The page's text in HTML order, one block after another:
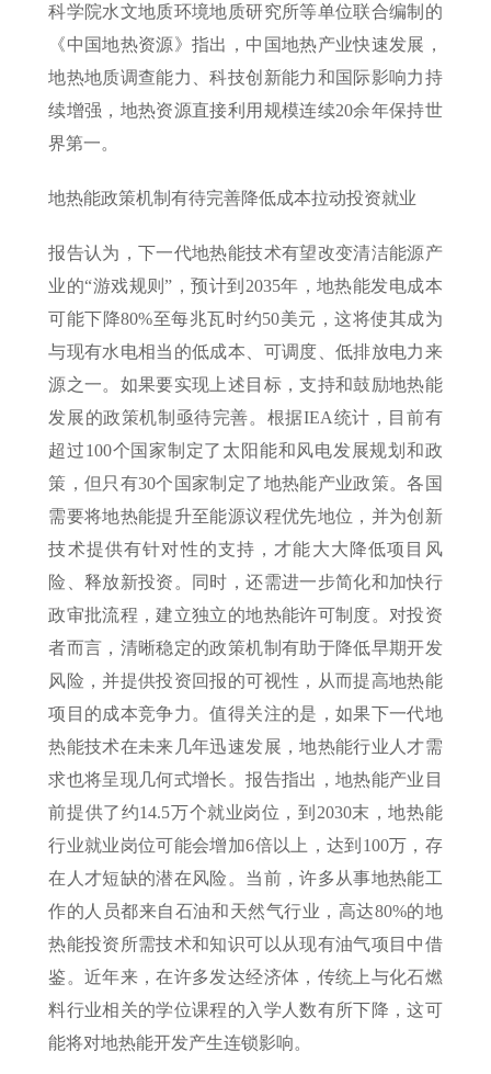
科学院水文地质环境地质研究所等单位联合编制的
《中国地热资源》指出，中国地热产业快速发展，
地热地质调查能力、科技创新能力和国际影响力持
续增强，地热资源直接利用规模连续20余年保持世
界第一。
地热能政策机制有待完善降低成本拉动投资就业
报告认为，下一代地热能技术有望改变清洁能源产
业的“游戏规则”，预计到2035年，地热能发电成本
可能下降80%至每兆瓦时约50美元，这将使其成为
与现有水电相当的低成本、可调度、低排放电力来
源之一。如果要实现上述目标，支持和鼓励地热能
发展的政策机制亟待完善。根据IEA统计，目前有
超过100个国家制定了太阳能和风电发展规划和政
策，但只有30个国家制定了地热能产业政策。各国
需要将地热能提升至能源议程优先地位，并为创新
技术提供有针对性的支持，才能大大降低项目风
险、释放新投资。同时，还需进一步简化和加快行
政审批流程，建立独立的地热能许可制度。对投资
者而言，清晰稳定的政策机制有助于降低早期开发
风险，并提供投资回报的可视性，从而提高地热能
项目的成本竞争力。值得关注的是，如果下一代地
热能技术在未来几年迅速发展，地热能行业人才需
求也将呈现几何式增长。报告指出，地热能产业目
前提供了约14.5万个就业岗位，到2030末，地热能
行业就业岗位可能会增加6倍以上，达到100万，存
在人才短缺的潜在风险。当前，许多从事地热能工
作的人员都来自石油和天然气行业，高达80%的地
热能投资所需技术和知识可以从现有油气项目中借
鉴。近年来，在许多发达经济体，传统上与化石燃
料行业相关的学位课程的入学人数有所下降，这可
能将对地热能开发产生连锁影响。